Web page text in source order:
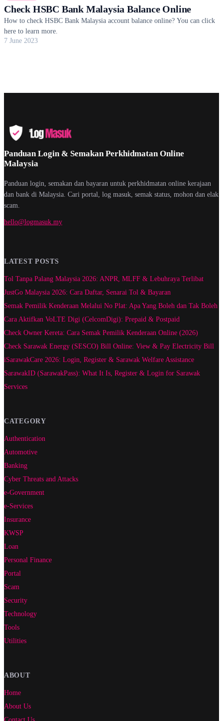
Check HSBC Bank Malaysia Balance Online
How to check HSBC Bank Malaysia account balance online? You can click
here to learn more.
7 June 2023
Panduan Login & Semakan Perkhidmatan Online
Malaysia
Panduan login, semakan dan bayaran untuk perkhidmatan online kerajaan
dan bank di Malaysia. Cari portal, log masuk, semak status, mohon dan elak
scam.
hello@logmasuk.my
LATEST POSTS
Tol Tanpa Palang Malaysia 2026: ANPR, MLFF & Lebuhraya Terlibat
JustGo Malaysia 2026: Cara Daftar, Senarai Tol & Bayaran
Semak Pemilik Kenderaan Melalui No Plat: Apa Yang Boleh dan Tak Boleh
Cara Aktifkan VoLTE Digi (CelcomDigi): Prepaid & Postpaid
Check Owner Kereta: Cara Semak Pemilik Kenderaan Online (2026)
Check Sarawak Energy (SESCO) Bill Online: View & Pay Electricity Bill
iSarawakCare 2026: Login, Register & Sarawak Welfare Assistance
SarawakID (SarawakPass): What It Is, Register & Login for Sarawak
Services
CATEGORY
Authentication
Automotive
Banking
Cyber Threats and Attacks
e-Government
e-Services
Insurance
KWSP
Loan
Personal Finance
Portal
Scam
Security
Technology
Tools
Utilities
ABOUT
Home
About Us
Contact Us